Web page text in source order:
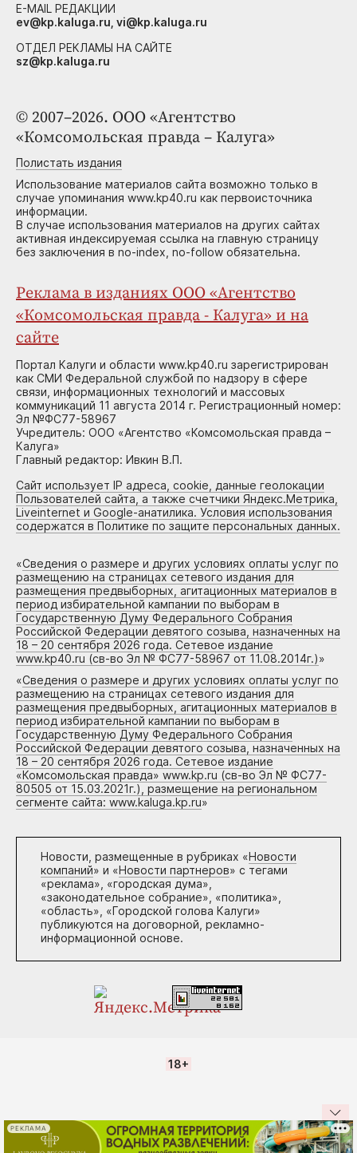
© 2007–2026. ООО «Агентство
«Комсомольская правда – Калуга»
Полистать издания
Использование материалов сайта возможно только в
случае упоминания www.kp40.ru как первоисточника
информации.
В случае использования материалов на других сайтах
активная индексируемая ссылка на главную страницу
без заключения в no-index, no-follow обязательна.
Реклама в изданиях ООО «Агентство
«Комсомольская правда - Калуга» и на
сайте
Портал Калуги и области www.kp40.ru зарегистрирован
как СМИ Федеральной службой по надзору в сфере
связи, информационных технологий и массовых
коммуникаций 11 августа 2014 г. Регистрационный номер:
Эл №ФС77-58967
Учредитель: ООО «Агентство «Комсомольская правда –
Калуга»
Главный редактор: Ивкин В.П.
Сайт использует IP адреса, cookie, данные геолокации
Пользователей сайта, а также счетчики Яндекс.Метрика,
Liveinternet и Google-анатилика. Условия использования
содержатся в Политике по защите персональных данных.
«Сведения о размере и других условиях оплаты услуг по
размещению на страницах сетевого издания для
размещения предвыборных, агитационных материалов в
период избирательной кампании по выборам в
Государственную Думу Федерального Собрания
Российской Федерации девятого созыва, назначенных на
18 – 20 сентября 2026 года. Сетевое издание
www.kp40.ru (св-во Эл № ФС77-58967 от 11.08.2014г.)»
«Сведения о размере и других условиях оплаты услуг по
размещению на страницах сетевого издания для
размещения предвыборных, агитационных материалов в
период избирательной кампании по выборам в
Государственную Думу Федерального Собрания
Российской Федерации девятого созыва, назначенных на
18 – 20 сентября 2026 года. Сетевое издание
«Комсомольская правда» www.kp.ru (св-во Эл № ФС77-
80505 от 15.03.2021г.), размещение на региональном
сегменте сайта: www.kaluga.kp.ru»
Новости, размещенные в рубриках «Новости
компаний» и «Новости партнеров» с тегами
«реклама», «городская дума»,
«законодательное собрание», «политика»,
«область», «Городской голова Калуги»
публикуются на договорной, рекламно-
информационной основе.
E-MAIL РЕДАКЦИИ
ev@kp.kaluga.ru, vi@kp.kaluga.ru
ОТДЕЛ РЕКЛАМЫ НА САЙТЕ
sz@kp.kaluga.ru
18+
РЕКЛАМА